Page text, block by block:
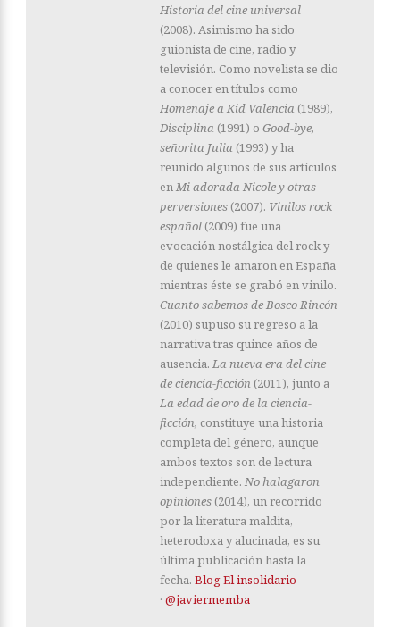
Historia del cine universal
(2008). Asimismo ha sido
guionista de cine, radio y
televisión. Como novelista se dio
a conocer en títulos como
Homenaje a Kid Valencia (1989),
Disciplina (1991) o Good-bye,
señorita Julia (1993) y ha
reunido algunos de sus artículos
enMi adorada Nicole y otras
perversiones (2007). Vinilos rock
español (2009) fue una
evocación nostálgica del rock y
de quienes le amaron en España
mientras éste se grabó en vinilo.
Cuanto sabemos de Bosco Rincón
(2010) supuso su regreso a la
narrativa tras quince años de
ausencia. La nueva era del cine
de ciencia-ficción (2011), junto a
La edad de oro de la ciencia-
ficción, constituye una historia
completa del género, aunque
ambos textos son de lectura
independiente. No halagaron
opiniones (2014), un recorrido
por la literatura maldita,
heterodoxa y alucinada, es su
última publicación hasta la
fecha. Blog El insolidario
· @javiermemba